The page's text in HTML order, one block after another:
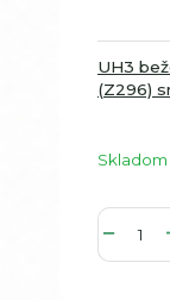
UH3
(Z296)
Skladom